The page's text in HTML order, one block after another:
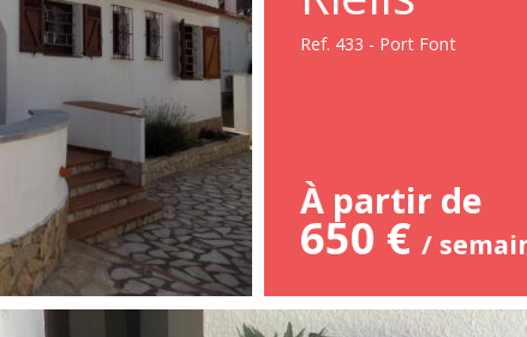
Ref. 433 - Port Font
À partir de
650 € /